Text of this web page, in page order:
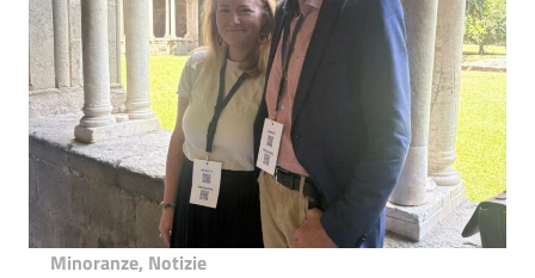
Minoranze, Notizie